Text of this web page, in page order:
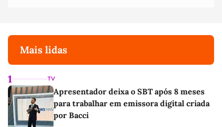
Mais lidas
1 TV
Apresentador deixa o SBT após 8 meses
para trabalhar em emissora digital criada
por Bacci